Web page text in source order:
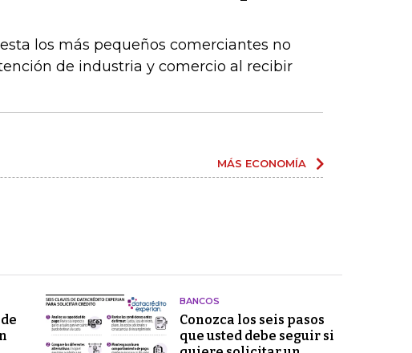
los más pequeños comerciantes no
de industria y comercio al recibir
MÁS ECONOMÍA
BANCOS
Conozca los seis pasos
que usted debe seguir si